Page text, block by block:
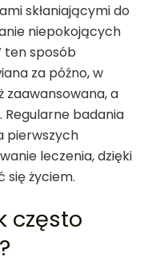
skłaniającymi do
niepokojących
ten sposób
za późno, w
zaawansowana, a
Regularne badania
pierwszych
leczenia, dzięki
się życiem.
często